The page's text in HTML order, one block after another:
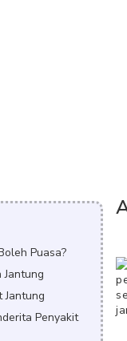
Puasa?
Jantung
Penyakit